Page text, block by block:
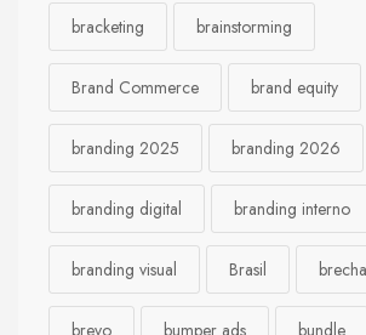
bracketing brainstorming
Brand Commerce brand equity
branding 2025 branding 2026
branding digital branding interno
branding visual Brasil
brevo bumper ads bundle